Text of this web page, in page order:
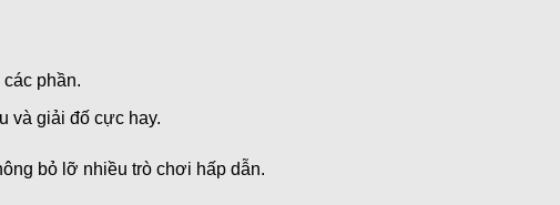
phần.
và giải đố cực hay.
bỏ lỡ nhiều trò chơi hấp dẫn.